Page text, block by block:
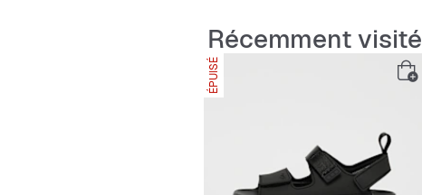
Récemment visité
ÉPUISÉ